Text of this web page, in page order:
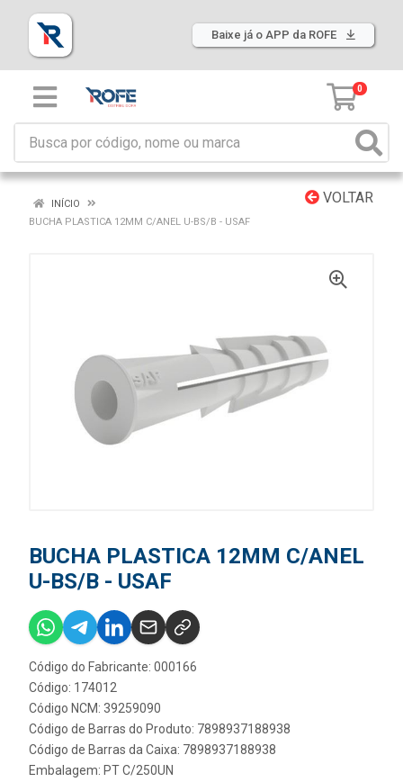
Baixe já o APP da ROFE
0
VOLTAR
INÍCIO
BUCHA PLASTICA 12MM C/ANEL U-BS/B - USAF
BUCHA PLASTICA 12MM C/ANEL
U-BS/B - USAF
Código do Fabricante: 000166
Código: 174012
Código NCM: 39259090
Código de Barras do Produto: 7898937188938
Código de Barras da Caixa: 7898937188938
Embalagem: PT C/250UN